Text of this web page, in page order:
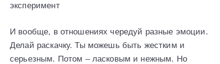
эксперимент
И вообще, в отношениях чередуй разные эмоции.
Делай раскачку. Ты можешь быть жестким и
серьезным. Потом – ласковым и нежным. Но